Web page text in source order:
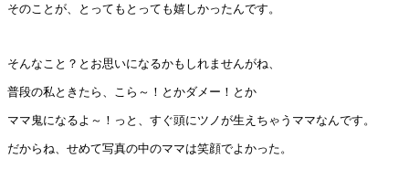
そのことが、とってもとっても嬉しかったんです。
そんなこと？とお思いになるかもしれませんがね、
普段の私ときたら、こら～！とかダメー！とか
ママ鬼になるよ～！っと、すぐ頭にツノが生えちゃうママなんです。
だからね、せめて写真の中のママは笑顔でよかった。